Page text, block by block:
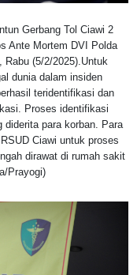
Gerbang Tol Ciawi 2
Ante Mortem DVI Polda
Rabu (5/2/2025).Untuk
dunia dalam insiden
teridentifikasi dan
Proses identifikasi
diderita para korban. Para
Ciawi untuk proses
dirawat di rumah sakit
Prayogi)